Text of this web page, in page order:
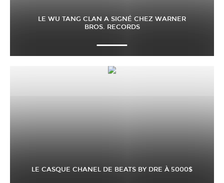
LE WU TANG CLAN A SIGNÉ CHEZ WARNER
BROS. RECORDS
LE CASQUE CHANEL DE BEATS BY DRE À 5000$